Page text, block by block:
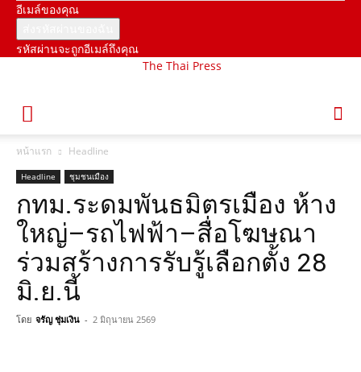
อีเมล์ของคุณ
รหัสผ่านจะถูกอีเมล์ถึงคุณ
The Thai Press
หน้าแรก Headline
Headline ชุมชนเมือง
กทม.ระดมพันธมิตรเมือง ห้าง
ใหญ่–รถไฟฟ้า–สื่อโฆษณา
ร่วมสร้างการรับรู้เลือกตั้ง 28
มิ.ย.นี้
โดย จรัญ ชุ่มเงิน - 2 มิถุนายน 2569